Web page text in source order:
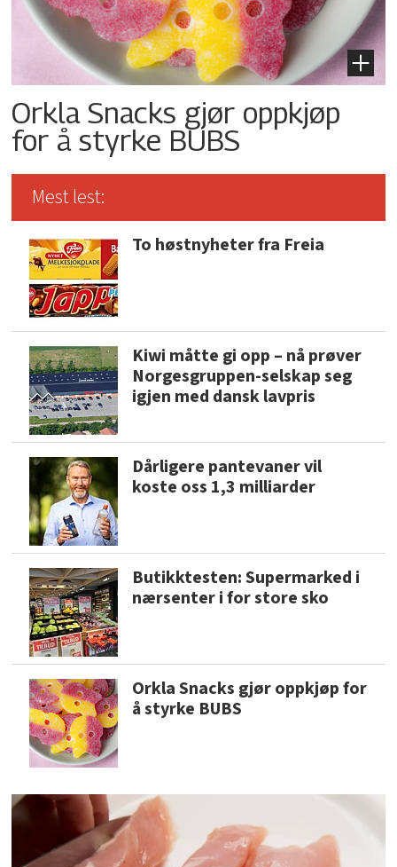
Orkla Snacks gjør oppkjøp
for å styrke BUBS
Mest lest:
To høstnyheter fra Freia
Kiwi måtte gi opp – nå prøver
Norgesgruppen-selskap seg
igjen med dansk lavpris
Dårligere pantevaner vil
koste oss 1,3 milliarder
Butikktesten: Supermarked i
nærsenter i for store sko
Orkla Snacks gjør oppkjøp for
å styrke BUBS